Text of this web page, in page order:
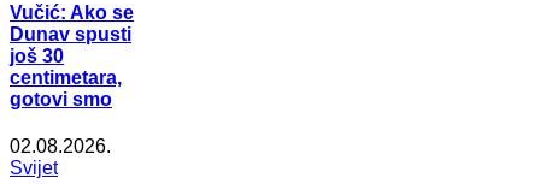
Vučić: Ako se
Dunav spusti
još 30
centimetara,
gotovi smo
02.08.2026.
Svijet